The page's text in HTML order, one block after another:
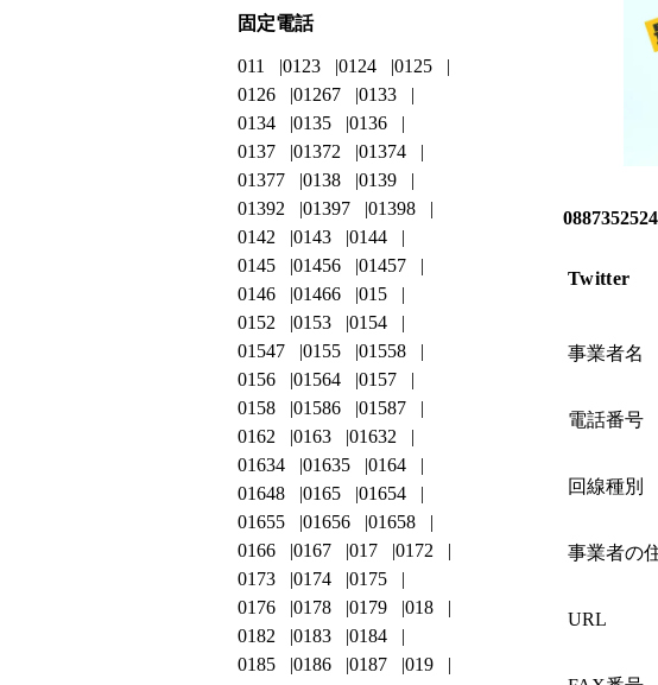
Twitter
事業者名
電話番号
回線種別
事業者の
URL
固定電話
011 0123 0124
0125
0126
01267
0133
0134
0135
0136
0137
01372
01374
01377
0138
0139
01392
01397
01398
0142
0143
0144
0145
01456
01457
0146
01466
015
0152
0153
0154
01547
0155
01558
0156
01564
0157
0158
01586
01587
0162
0163
01632
01634
01635
0164
01648
0165
01654
01655
01656
01658
0166
0167 017
0172
0173
0174
0175
0176
0178 0179
018
0182
0183
0184
0185
0186 0187
019